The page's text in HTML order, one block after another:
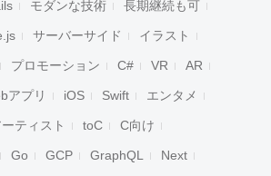
モダンな技術 長期継続も可
サーバーサイド イラスト
プロモーション C# VR AR
アプリ iOS Swift エンタメ
ティスト toC C向け
Go GCP GraphQL Next